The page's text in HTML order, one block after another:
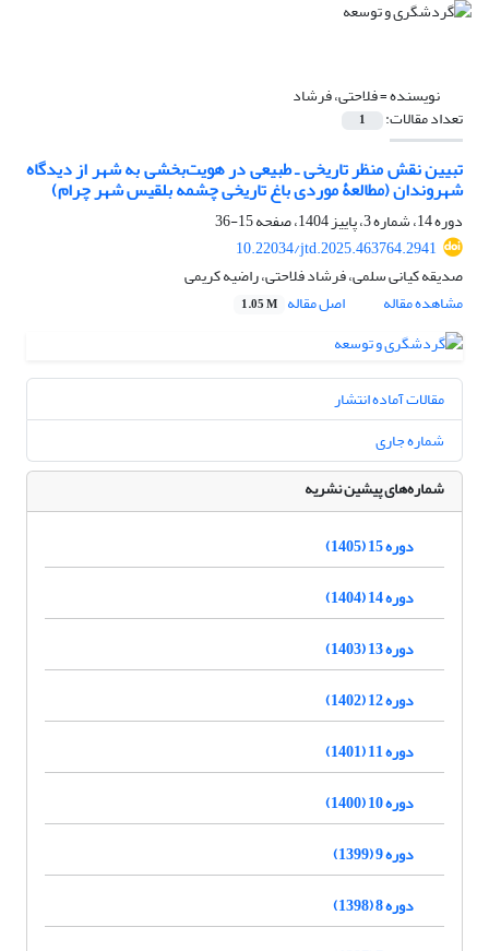
نویسنده =فلاحتی، فرشاد
تعداد مقالات: 1
تبیین نقش منظر تاریخی ـ طبیعی در هویت‌‌بخشی به شهر از دیدگاه
شهروندان (مطالعۀ موردی باغ تاریخی چشمه بلقیس شهر چرام)
دوره 14، شماره 3، پاییز 1404، صفحه
15-36
10.22034/jtd.2025.463764.2941
صدیقه کیانی سلمی، فرشاد فلاحتی، راضیه کریمی
مشاهده مقاله
اصل مقاله 1.05 M
مقالات آماده انتشار
شماره جاری
شماره‌های پیشین نشریه
دوره 15 (1405)
دوره 14 (1404)
دوره 13 (1403)
دوره 12 (1402)
دوره 11 (1401)
دوره 10 (1400)
دوره 9 (1399)
دوره 8 (1398)